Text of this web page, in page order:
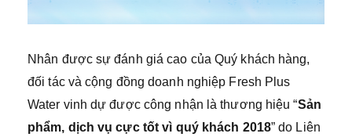
Nhân được sự đánh giá cao của Quý khách hàng,
đối tác và cộng đồng doanh nghiệp Fresh Plus
Water vinh dự được công nhận là thương hiệu “Sản
phẩm, dịch vụ cực tốt vì quý khách 2018” do Liên